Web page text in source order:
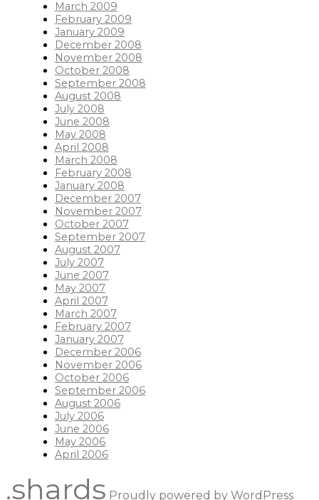
March 2009
February 2009
January 2009
December 2008
November 2008
October 2008
September 2008
August 2008
July 2008
June 2008
May 2008
April 2008
March 2008
February 2008
January 2008
December 2007
November 2007
October 2007
September 2007
August 2007
July 2007
June 2007
May 2007
April 2007
March 2007
February 2007
January 2007
December 2006
November 2006
October 2006
September 2006
August 2006
July 2006
June 2006
May 2006
April 2006
.shards Proudly powered by WordPress